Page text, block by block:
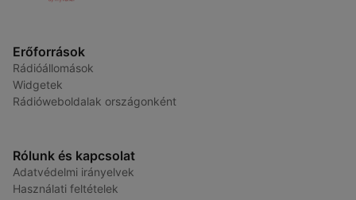
Erőforrások
Rádióállomások
Widgetek
Rádióweboldalak országonként
Rólunk és kapcsolat
Adatvédelmi irányelvek
Használati feltételek